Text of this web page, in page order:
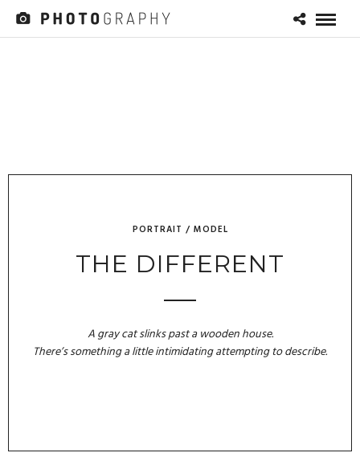
PORTRAIT / MODEL
THE DIFFERENT
A gray cat slinks past a wooden house.
There’s something a little intimidating attempting to describe.